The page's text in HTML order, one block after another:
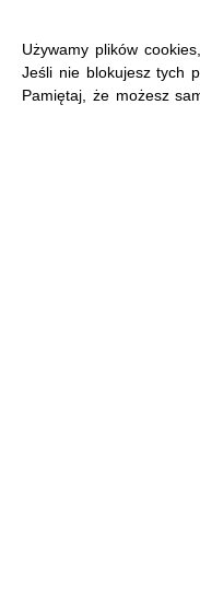
Używamy plików
Jeśli nie blokujesz tych
Pamiętaj, że możesz